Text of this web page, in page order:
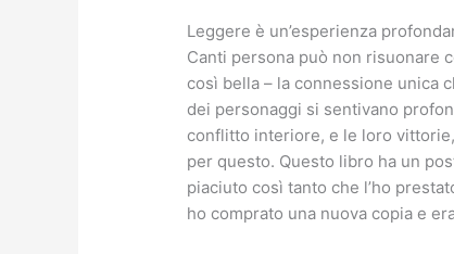
Leggere è un’esperienza
Canti persona può non risuonare
così bella – la connessione unica
dei personaggi si sentivano
conflitto interiore, e le loro
per questo. Questo libro ha un
piaciuto così tanto che l’ho
ho comprato una nuova copia e